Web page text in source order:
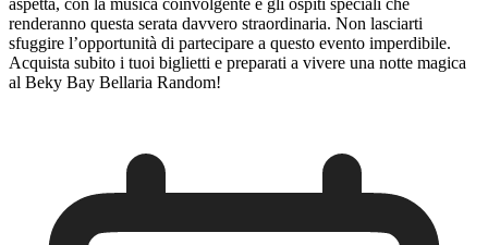
aspetta, con la musica coinvolgente e gli ospiti speciali che
renderanno questa serata davvero straordinaria. Non lasciarti
sfuggire l’opportunità di partecipare a questo evento imperdibile.
Acquista subito i tuoi biglietti e preparati a vivere una notte magica
al Beky Bay Bellaria Random!